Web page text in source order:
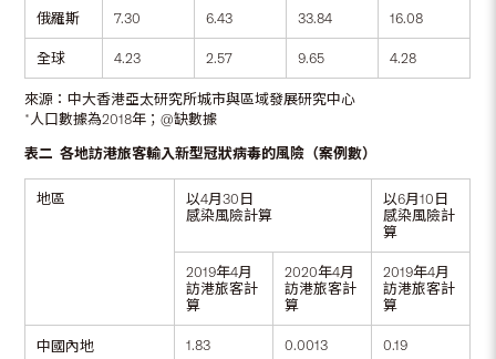
俄羅斯 7.30 6.43 33.84 16.08
全球 4.23 2.57 9.65 4.28
來源：中大香港亞太研究所城市與區域發展研究中心
*人口數據為2018年；@缺數據
表二 各地訪港旅客輸入新型冠狀病毒的風險（案例數）
地區
以4月30日
感染風險計算
以6月10日
感染風險計
算
2019年4月
訪港旅客計
算
2020年4月
訪港旅客計
算
2019年4月
訪港旅客計
算
中國內地 1.83 0.0013 0.19